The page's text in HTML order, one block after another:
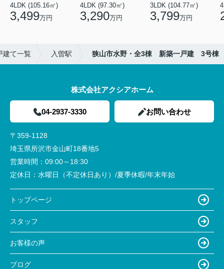
4LDK (105.16㎡)
3,499万円
4LDK (97.30㎡)
3,290万円
3LDK (104.77㎡)
3,799万円
建て一覧 入曽駅 狭山市水野・全3棟 新築一戸建 3号棟
株式会社アクシアホーム
04-2937-3330 お問い合わせ
〒359-1128
埼玉県所沢市金山町18番地5
営業時間： 09:00～18:30
定休日： 水曜日（不定休日あり）/夏季休暇/年末年始
トップページ
スタッフ
お客様の声
ブログ